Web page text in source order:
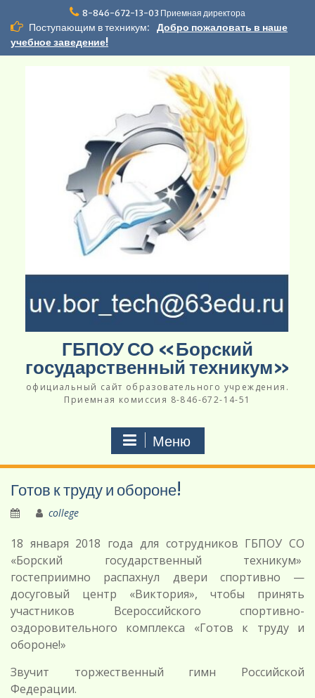
содержимому
8-846-672-13-03 Приемная директора
Поступающим в техникум:
Добро пожаловать в наше
учебное заведение!
ГБПОУ СО «Борский
государственный техникум»
официальный сайт образовательного учреждения.
Приемная комиссия 8-846-672-14-51
Меню
Готов к труду и обороне!
college
18 января 2018 года для сотрудников ГБПОУ СО
«Борский государственный техникум»
гостеприимно распахнул двери спортивно —
досуговый центр «Виктория», чтобы принять
участников Всероссийского спортивно-
оздоровительного комплекса «Готов к труду и
обороне!»
Звучит торжественный гимн Российской
Федерации.